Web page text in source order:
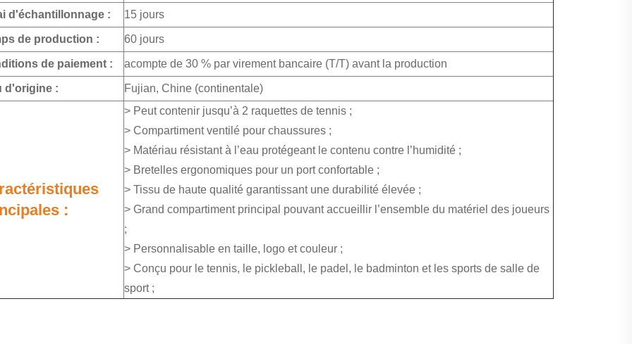
d'échantillonnage : 15 jours
de production : 60 jours
de paiement : acompte de 30 % par virement bancaire (T/T) avant la production
d'origine : Fujian, Chine (continentale)
:
> Peut contenir jusqu’à 2 raquettes de tennis ;
> Compartiment ventilé pour chaussures ;
> Matériau résistant à l’eau protégeant le contenu contre l’humidité ;
> Bretelles ergonomiques pour un port confortable ;
> Tissu de haute qualité garantissant une durabilité élevée ;
> Grand compartiment principal pouvant accueillir l’ensemble du matériel des joueurs
;
> Personnalisable en taille, logo et couleur ;
> Conçu pour le tennis, le pickleball, le padel, le badminton et les sports de salle de
sport ;